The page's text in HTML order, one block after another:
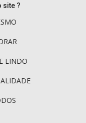
site ?
LINDO